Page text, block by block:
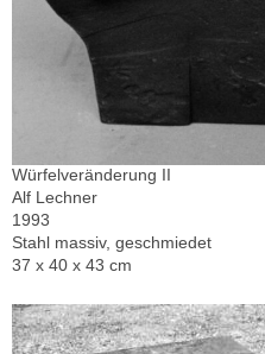
Würfelveränderung II
Alf Lechner
1993
Stahl massiv, geschmiedet
37 x 40 x 43 cm